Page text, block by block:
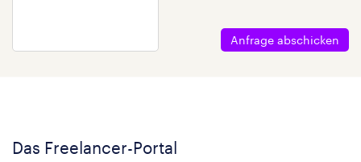
Anfrage abschicken
Das Freelancer-Portal